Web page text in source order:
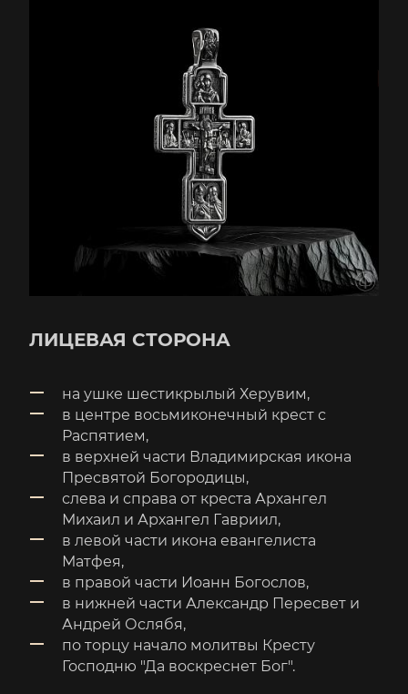
ЛИЦЕВАЯ СТОРОНА
на ушке шестикрылый Херувим,
в центре восьмиконечный крест с
Распятием,
в верхней части Владимирская икона
Пресвятой Богородицы,
слева и справа от креста Архангел
Михаил и Архангел Гавриил,
в левой части икона евангелиста
Матфея,
в правой части Иоанн Богослов,
в нижней части Александр Пересвет и
Андрей Ослябя,
по торцу начало молитвы Кресту
Господню "Да воскреснет Бог".